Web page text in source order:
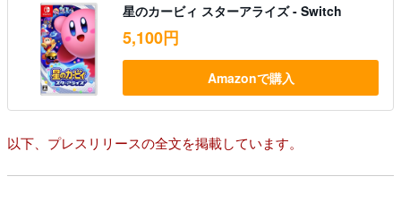
星のカービィ スターアライズ - Switch
5,100円
Amazonで購入
以下、プレスリリースの全文を掲載しています。